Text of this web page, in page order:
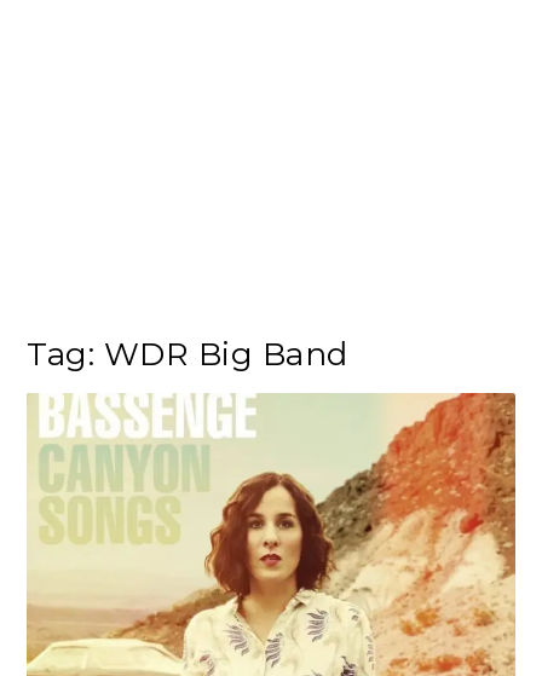
Tag: WDR Big Band